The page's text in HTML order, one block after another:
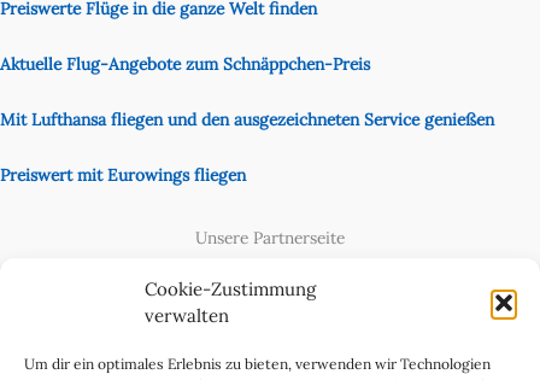
Cookie-Zustimmung
verwalten
Um dir ein optimales Erlebnis zu bieten, verwenden wir Technologien
Preiswerte Flüge in die ganze Welt finden
Aktuelle Flug-Angebote zum Schnäppchen-Preis
Mit Lufthansa fliegen und den ausgezeichneten Service genießen
Preiswert mit Eurowings fliegen
Unsere Partnerseite